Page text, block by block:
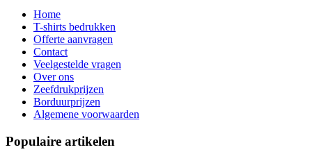
Home
T-shirts bedrukken
Offerte aanvragen
Contact
Veelgestelde vragen
Over ons
Zeefdrukprijzen
Borduurprijzen
Algemene voorwaarden
Populaire artikelen